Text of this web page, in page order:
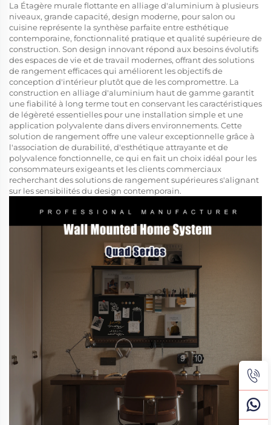
La Étagère murale flottante en alliage d'aluminium à plusieurs
niveaux, grande capacité, design moderne, pour salon ou
cuisine représente la synthèse parfaite entre esthétique
contemporaine, fonctionnalité pratique et qualité supérieure de
construction. Son design innovant répond aux besoins évolutifs
des espaces de vie et de travail modernes, offrant des solutions
de rangement efficaces qui améliorent les objectifs de
conception d'intérieur plutôt que de les compromettre. La
construction en alliage d'aluminium haut de gamme garantit
une fiabilité à long terme tout en conservant les caractéristiques
de légèreté essentielles pour une installation simple et une
application polyvalente dans divers environnements. Cette
solution de rangement offre une valeur exceptionnelle grâce à
l'association de durabilité, d'esthétique attrayante et de
polyvalence fonctionnelle, ce qui en fait un choix idéal pour les
consommateurs exigeants et les clients commerciaux
recherchant des solutions de rangement supérieures s'alignant
sur les sensibilités du design contemporain.